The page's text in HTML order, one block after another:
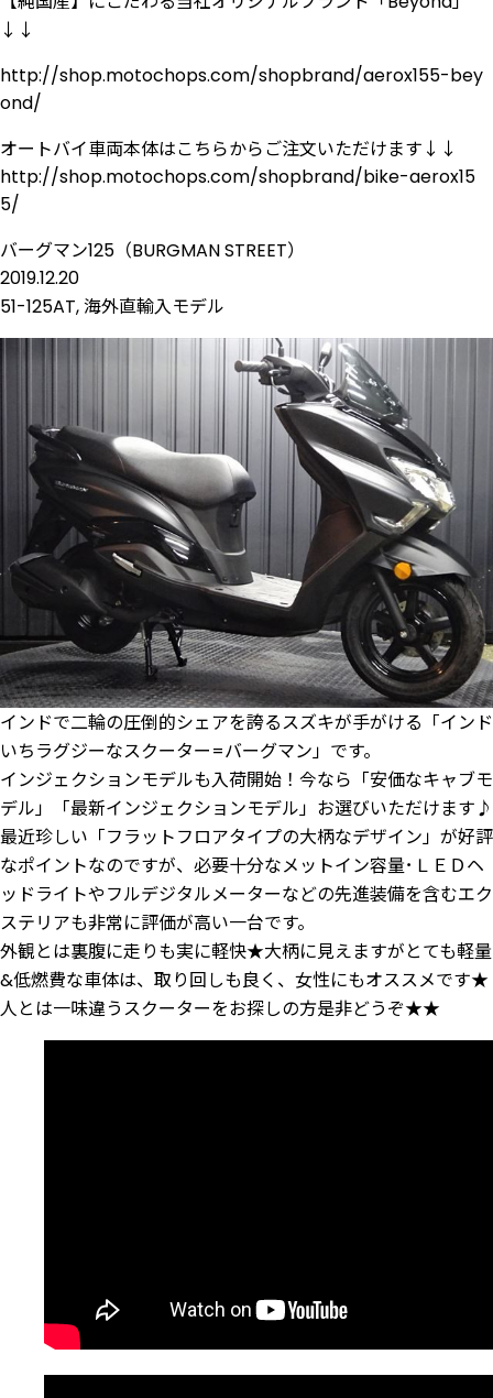
↓↓
http://shop.motochops.com/shopbrand/aerox155-bey
ond/
オートバイ車両本体はこちらからご注文いただけます↓↓
http://shop.motochops.com/shopbrand/bike-aerox15
5/
バーグマン125（BURGMAN STREET）
2019.12.20
51-125AT,海外直輸入モデル
インドで二輪の圧倒的シェアを誇るスズキが手がける「インド
いちラグジーなスクーター=バーグマン」です。
インジェクションモデルも入荷開始！今なら「安価なキャブモ
デル」「最新インジェクションモデル」お選びいただけます♪
最近珍しい「フラットフロアタイプの大柄なデザイン」が好評
なポイントなのですが、必要十分なメットイン容量･ＬＥＤヘ
ッドライトやフルデジタルメーターなどの先進装備を含むエク
ステリアも非常に評価が高い一台です。
外観とは裏腹に走りも実に軽快★大柄に見えますがとても軽量
&低燃費な車体は、取り回しも良く、女性にもオススメです★
人とは一味違うスクーターをお探しの方是非どうぞ★★